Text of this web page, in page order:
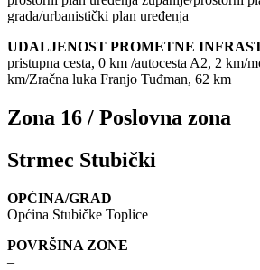
grada/urbanistički plan uređenja
UDALJENOST PROMETNE
pristupna cesta, 0 km /autocesta A2, 2 km/
km/Zračna luka Franjo Tuđman, 62 km
Zona 16 / Poslovna zona
Strmec Stubički
OPĆINA/GRAD
Općina Stubičke Toplice
POVRŠINA ZONE
–